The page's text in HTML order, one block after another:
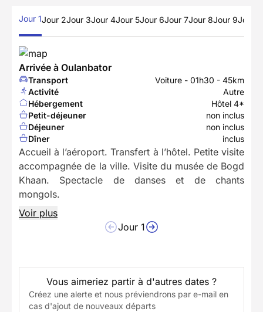
Jour 1Jour 2Jour 3Jour 4Jour 5Jour 6Jour 7Jour 8Jour 9Jour
Arrivée à Oulanbator
Transport
Voiture - 01h30 - 45km
Activité
Autre
Hébergement
Hôtel 4*
Petit-déjeuner
non inclus
Déjeuner
non inclus
Dîner
inclus
Accueil à l’aéroport. Transfert à l’hôtel. Petite visite
accompagnée de la ville. Visite du musée de Bogd
Khaan. Spectacle de danses et de chants
mongols.
Voir plus
Jour 1
Vous aimeriez partir à d'autres dates ?
Créez une alerte et nous préviendrons par e-mail en
cas d'ajout de nouveaux départs